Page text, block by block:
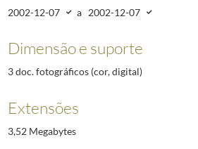
2002-12-07 a 2002-12-07
Dimensão e suporte
3 doc. fotográficos (cor, digital)
Extensões
3,52 Megabytes